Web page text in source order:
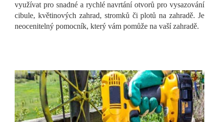
využívat pro snadné a rychlé navrtání otvorů pro vysazování
cibule, květinových zahrad, stromků či plotů na zahradě. Je
neocenitelný pomocník, který vám pomůže na vaší zahradě.